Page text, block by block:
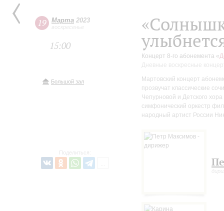
19 Марта 2023
воскресенье
15:00
Большой зал
Поделиться:
Концерт 8-го абонемента «
Дневные воскресные
Мартовский концерт
прозвучат классические
Чепурновой и Детского
симфонический оркестр
народный артист России